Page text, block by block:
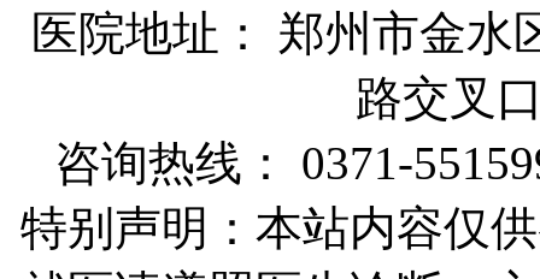
医院地址： 郑州市金水
路交叉
咨询热线： 0371-
特别声明：本站内容仅